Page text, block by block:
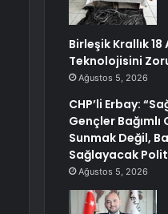
Birleşik Krallık
Teknolojisini
Ağustos 5, 2026
CHP’li Erbay:
Gençler
Sunmak Değil,
Sağlayacak
Ağustos 5, 2026